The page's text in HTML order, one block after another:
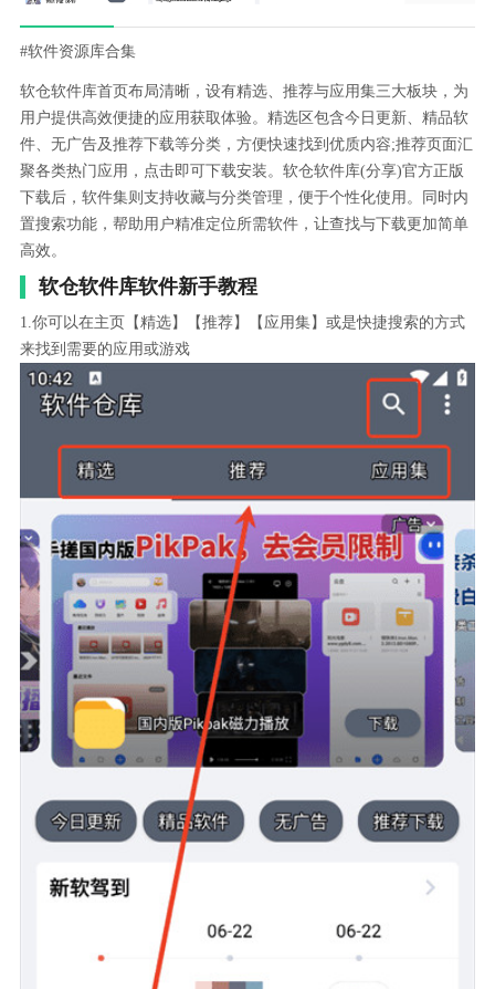
#软件资源库合集
软仓软件库首页布局清晰，设有精选、推荐与应用集三大板块，为
用户提供高效便捷的应用获取体验。精选区包含今日更新、精品软
件、无广告及推荐下载等分类，方便快速找到优质内容;推荐页面汇
聚各类热门应用，点击即可下载安装。软仓软件库(分享)官方正版
下载后，软件集则支持收藏与分类管理，便于个性化使用。同时内
置搜索功能，帮助用户精准定位所需软件，让查找与下载更加简单
高效。
软仓软件库软件新手教程
1.你可以在主页【精选】【推荐】【应用集】或是快捷搜索的方式
来找到需要的应用或游戏